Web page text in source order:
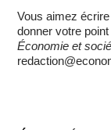
Vous aimez
donner votre
Économie et